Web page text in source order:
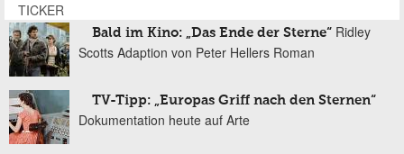
TICKER
Bald im Kino: „Das Ende der Sterne“ Ridley
Scotts Adaption von Peter Hellers Roman
TV-Tipp: „Europas Griff nach den Sternen“
Dokumentation heute auf Arte